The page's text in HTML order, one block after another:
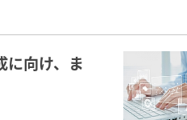
に向け、ま